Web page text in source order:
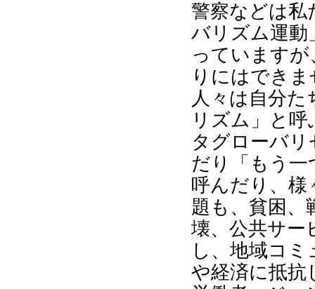
警察などは私
バリズム運動
っています
りにはでき
人々は自分
リズム」と
タグローバ
だり「もう一
呼んだり、様
題も、貧困、
壊、公共サー
し、地域コ
や経済に抵抗